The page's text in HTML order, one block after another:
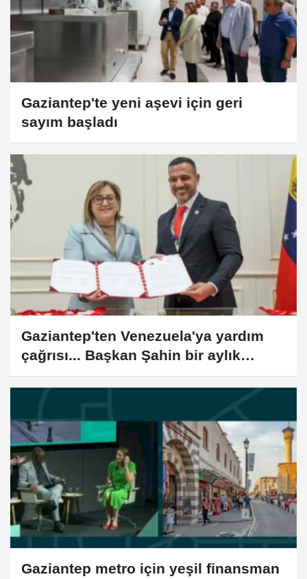
Gaziantep'te yeni aşevi için geri
sayım başladı
Gaziantep'ten Venezuela'ya yardım
çağrısı... Başkan Şahin bir aylık
maaşını bağışladı
Gaziantep metro için yeşil finansman